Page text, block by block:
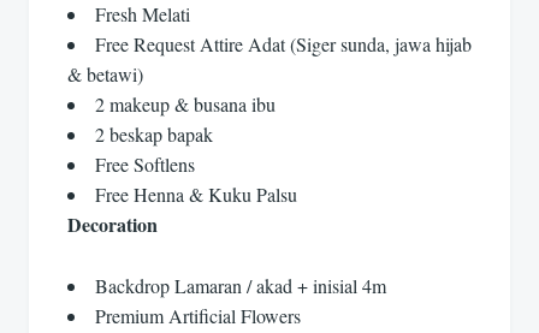
Fresh Melati
Free Request Attire Adat (Siger sunda, jawa hijab
& betawi)
2 makeup & busana ibu
2 beskap bapak
Free Softlens
Free Henna & Kuku Palsu
Decoration
Backdrop Lamaran / akad + inisial 4m
Premium Artificial Flowers